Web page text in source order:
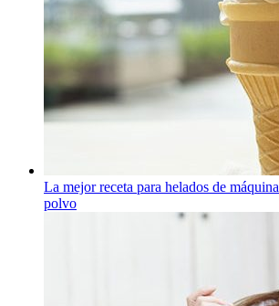
La mejor receta para helados de
polvo